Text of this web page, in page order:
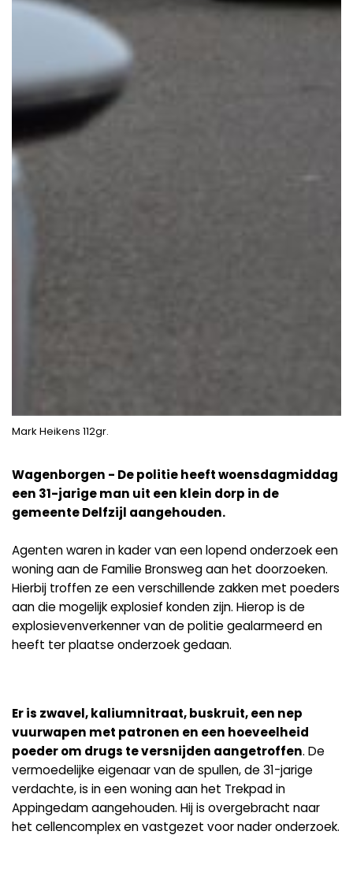
Mark Heikens 112gr.
Wagenborgen - De politie heeft woensdagmiddag
een 31-jarige man uit een klein dorp in de
gemeente Delfzijl aangehouden.
Agenten waren in kader van een lopend onderzoek een
woning aan de Familie Bronsweg aan het doorzoeken.
Hierbij troffen ze een verschillende zakken met poeders
aan die mogelijk explosief konden zijn. Hierop is de
explosievenverkenner van de politie gealarmeerd en
heeft ter plaatse onderzoek gedaan.
Er is zwavel, kaliumnitraat, buskruit, een nep
vuurwapen met patronen en een hoeveelheid
poeder om drugs te versnijden aangetroffen. De
vermoedelijke eigenaar van de spullen, de 31-jarige
verdachte, is in een woning aan het Trekpad in
Appingedam aangehouden. Hij is overgebracht naar
het cellencomplex en vastgezet voor nader onderzoek.